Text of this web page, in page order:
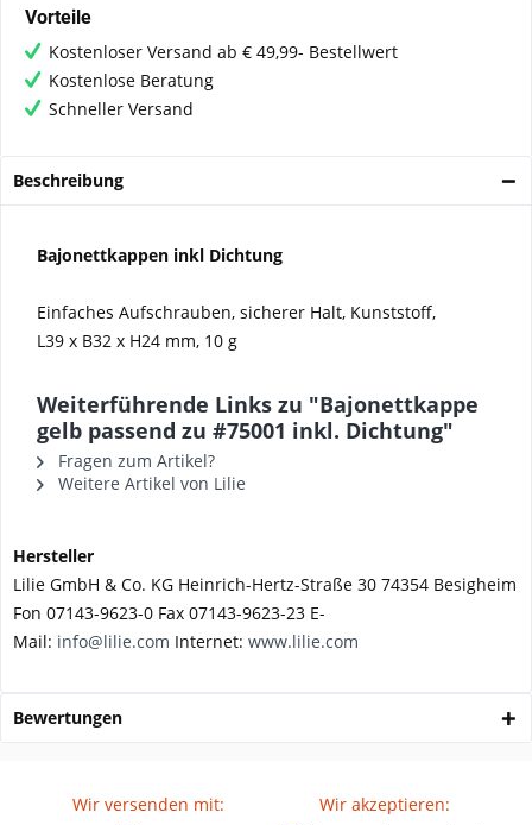
Vorteile
Kostenloser Versand ab € 49,99- Bestellwert
Kostenlose Beratung
Schneller Versand
Beschreibung
Bajonettkappen inkl Dichtung
Einfaches Aufschrauben, sicherer Halt, Kunststoff,
L39 x B32 x H24 mm, 10 g
Weiterführende Links zu "Bajonettkappe
gelb passend zu #75001 inkl. Dichtung"
Fragen zum Artikel?
Weitere Artikel von Lilie
Hersteller
Lilie GmbH & Co. KG Heinrich-Hertz-Straße 30 74354 Besigheim
Fon 07143-9623-0 Fax 07143-9623-23 E-
Mail: info@lilie.com Internet: www.lilie.com
Bewertungen
Wir versenden mit: Wir akzeptieren: